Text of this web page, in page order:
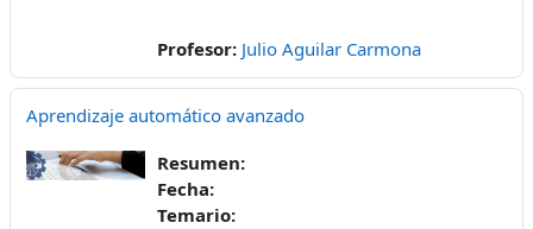
Profesor: Julio Aguilar Carmona
Aprendizaje automático avanzado
Resumen:
Fecha:
Temario: